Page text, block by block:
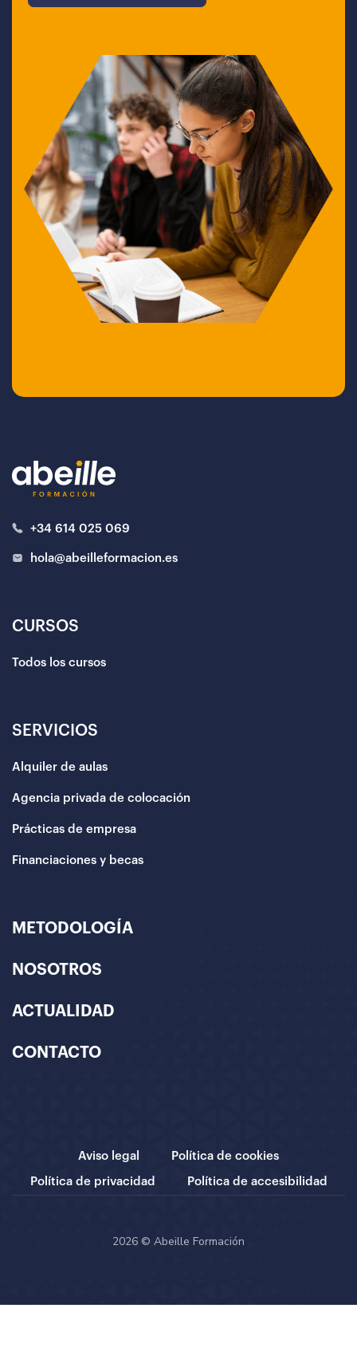
+34 614 025 069
hola@abeilleformacion.es
CURSOS
Todos los cursos
SERVICIOS
Alquiler de aulas
Agencia privada de colocación
Prácticas de empresa
Financiaciones y becas
METODOLOGÍA
NOSOTROS
ACTUALIDAD
CONTACTO
Aviso legal Política de cookies
Política de privacidad Política de accesibilidad
2026 © Abeille Formación